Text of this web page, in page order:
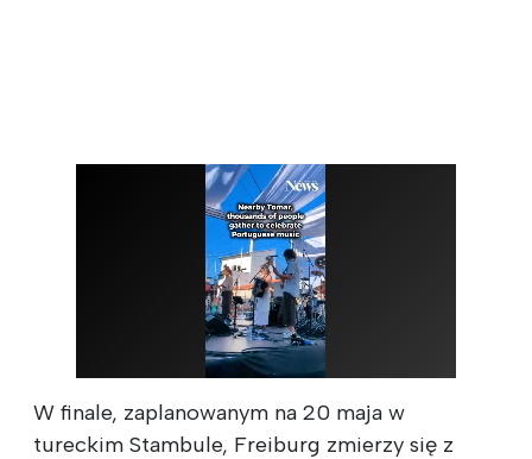
W finale, zaplanowanym na 20 maja w
tureckim Stambule, Freiburg zmierzy się z